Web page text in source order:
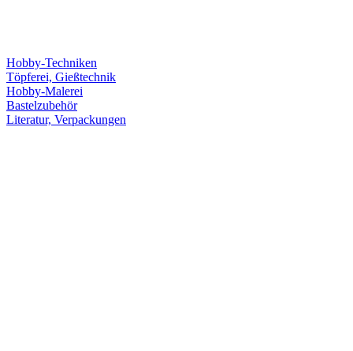
Hobby-Techniken
Töpferei, Gießtechnik
Hobby-Malerei
Bastelzubehör
Literatur, Verpackungen